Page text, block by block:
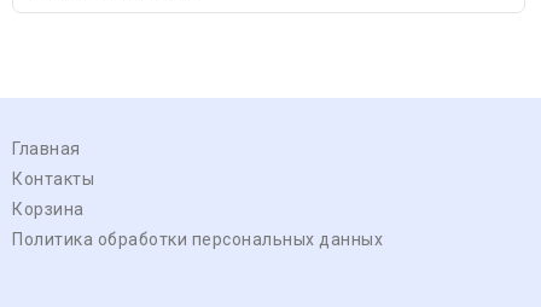
Главная
Контакты
Корзина
Политика обработки персональных данных